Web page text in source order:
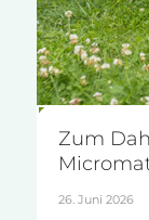
Zum
26. Juni 2026